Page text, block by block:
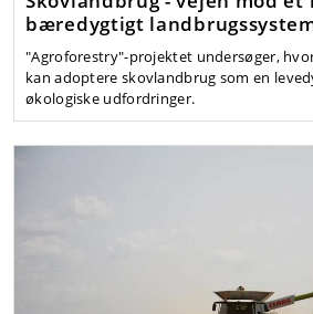
bæredygtigt
"Agroforestry"-projektet undersøger,
kan adoptere skovlandbrug som en
økologiske udfordringer.